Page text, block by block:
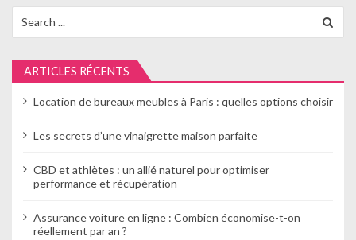
d
e
l
a
r
i
for:
ARTICLES RÉCENTS
Location de bureaux meubles à Paris : quelles options choisir
Les secrets d’une vinaigrette maison parfaite
CBD et athlètes : un allié naturel pour optimiser
performance et récupération
Assurance voiture en ligne : Combien économise-t-on
réellement par an ?